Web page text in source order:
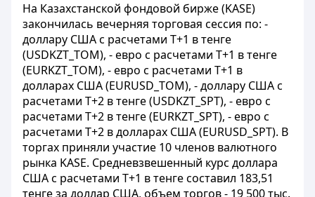
На Казахстанской фондовой бирже (KASE)
закончилась вечерняя торговая сессия по: -
доллару США с расчетами Т+1 в тенге
(USDKZT_TOM), - евро с расчетами Т+1 в тенге
(EURKZT_TOM), - евро с расчетами Т+1 в
долларах США (EURUSD_TOM), - доллару США с
расчетами Т+2 в тенге (USDKZT_SPT), - евро с
расчетами Т+2 в тенге (EURKZT_SPT), - евро с
расчетами Т+2 в долларах США (EURUSD_SPT). В
торгах приняли участие 10 членов валютного
рынка KASE. Средневзвешенный курс доллара
США с расчетами T+1 в тенге составил 183,51
тенге за доллар США, объем торгов - 19 500 тыс.